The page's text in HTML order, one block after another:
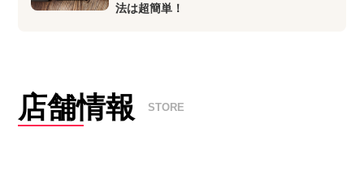
法は超簡単！
店舗情報 STORE